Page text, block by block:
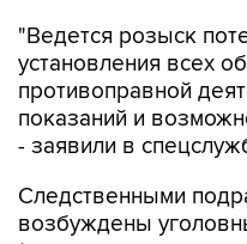
противоправной
показаний и
- заявили в
Следственными
(мошенничество в
России.